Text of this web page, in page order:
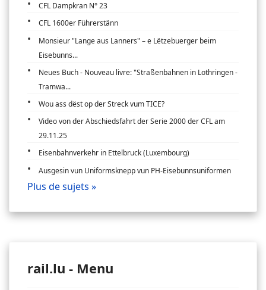
CFL Dampkran N° 23
CFL 1600er Führerstänn
Monsieur "Lange aus Lanners" – e Lëtzebuerger beim
Eisebunns...
Neues Buch - Nouveau livre: "Straßenbahnen in Lothringen -
Tramwa...
Wou ass dëst op der Streck vum TICE?
Video von der Abschiedsfahrt der Serie 2000 der CFL am
29.11.25
Eisenbahnverkehr in Ettelbruck (Luxembourg)
Ausgesin vun Uniformsknepp vun PH-Eisebunnsuniformen
Plus de sujets »
rail.lu - Menu